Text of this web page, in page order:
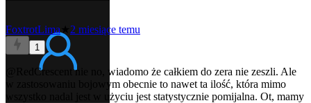
FoxtrotLima★ 2 miesiące temu
1
@RedCrescent
nie no, wiadomo że całkiem do zera nie zeszli. Ale
w zastosowaniu bojowym obecnie to nawet ta ilość, która mimo
wszystko nadal jest w użyciu jest statystycznie pomijalna. Ot, mamy